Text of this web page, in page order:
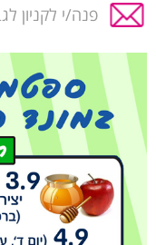
פנה/י לקניון